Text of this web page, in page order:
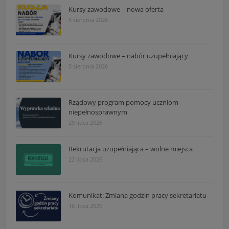
Kursy zawodowe – nowa oferta
5 sierpnia 2026
Kursy zawodowe – nabór uzupełniający
5 sierpnia 2026
Rządowy program pomocy uczniom
niepełnosprawnym
29 lipca 2026
Rekrutacja uzupełniająca – wolne miejsca
22 lipca 2026
Komunikat: Zmiana godzin pracy sekretariatu
16 lipca 2026